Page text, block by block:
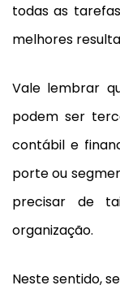
todas as
melhores
Vale lembrar
podem ser
contábil e
porte ou
precisar de
organização.
Neste sentido,